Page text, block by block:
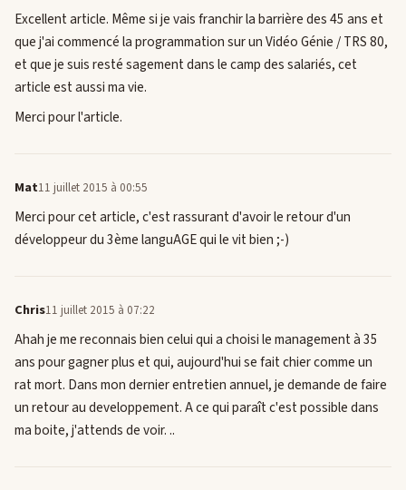
Excellent article. Même si je vais franchir la barrière des 45 ans et
que j'ai commencé la programmation sur un Vidéo Génie / TRS 80,
et que je suis resté sagement dans le camp des salariés, cet
article est aussi ma vie.
Merci pour l'article.
Mat11 juillet 2015 à 00:55
Merci pour cet article, c'est rassurant d'avoir le retour d'un
développeur du 3ème languAGE qui le vit bien ;-)
Chris11 juillet 2015 à 07:22
Ahah je me reconnais bien celui qui a choisi le management à 35
ans pour gagner plus et qui, aujourd'hui se fait chier comme un
rat mort. Dans mon dernier entretien annuel, je demande de faire
un retour au developpement. A ce qui paraît c'est possible dans
ma boite, j'attends de voir. ..